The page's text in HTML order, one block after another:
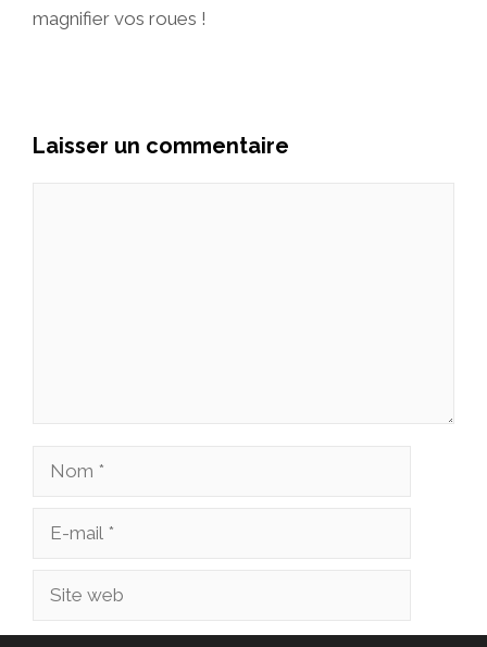
magnifier vos roues !
Laisser un commentaire
Nom
Site